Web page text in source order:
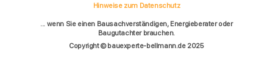
Hinweise zum Datenschutz
... wenn Sie einen Bausachverständigen, Energieberater oder
Baugutachter brauchen.
Copyright © bauexperte-bellmann.de 2025